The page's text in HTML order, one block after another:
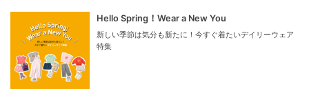
Hello Spring！Wear a New You
新しい季節は気分も新たに！今すぐ着たいデイリーウェア
特集